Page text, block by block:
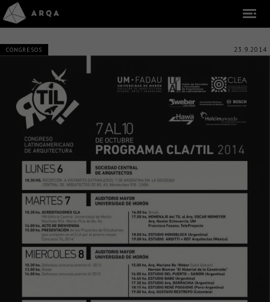
CONGRESOS 23.9.2014